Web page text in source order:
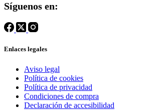
Síguenos en:
Enlaces legales
Aviso legal
Política de cookies
Política de privacidad
Condiciones de compra
Declaración de accesibilidad